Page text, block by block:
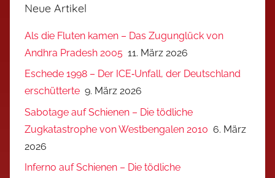
Neue Artikel
Als die Fluten kamen – Das Zugunglück von
Andhra Pradesh 2005 11. März 2026
Eschede 1998 – Der ICE‑Unfall, der Deutschland
erschütterte 9. März 2026
Sabotage auf Schienen – Die tödliche
Zugkatastrophe von Westbengalen 2010 6. März
2026
Inferno auf Schienen – Die tödliche